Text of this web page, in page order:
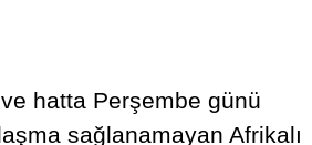
hatta Perşembe günü
sağlanamayan Afrikalı